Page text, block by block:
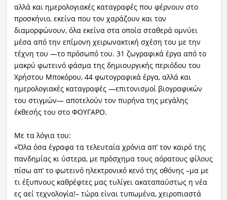
αλλά και ημερολογιακές καταγραφές που φέρνουν στο
προσκήνιο, εκείνα που τον χαράζουν και τον
διαμορφώνουν, όλα εκείνα στα οποία σταθερά ομνύει
μέσα από την επίμονη χειρωνακτική σχέση του με την
τέχνη του —το πρόσωπό του. 31 ζωγραφικά έργα από το
μακρύ φωτεινό φάσμα της δημιουργικής περιόδου του
Χρήστου Μποκόρου, 44 φωτογραφικά έργα, αλλά και
ημερολογιακές καταγραφές —επιτονισμοί βιογραφικών
του στιγμών— αποτελούν τον πυρήνα της μεγάλης
έκθεσής του στο ΦΟΥΓΑΡΟ.
Με τα λόγια του:
«Όλα όσα έγραφα τα τελευταία χρόνια απ’ τον καιρό της
πανδημίας κι ύστερα, με πρόσχημα τους αόρατους φίλους
πίσω απ’ το φωτεινό ηλεκτρονικό κενό της οθόνης –μα με
τι έξυπνους καθρέφτες μας τυλίγει ακαταπαύστως η νέα
ες αεί τεχνολογία!– τώρα είναι τυπωμένα, χειροπιαστά